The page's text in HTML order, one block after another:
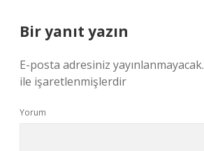
Bir yanıt yazın
E-posta adresiniz yayınlanmayacak.
ile işaretlenmişlerdir
Yorum